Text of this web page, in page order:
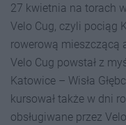
27 kwietnia na torach
Velo Cug, czyli pociąg
rowerową mieszczącą
Velo Cug powstał z
Katowice – Wisła
kursował także w dni
obsługiwane przez